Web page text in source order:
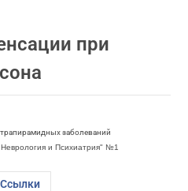
при
заболеваний
и Психиатрия" №1
Ссылки